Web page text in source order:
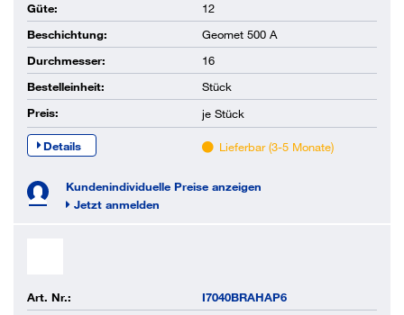
Güte:
12
Beschichtung:
Geomet 500 A
Durchmesser:
16
Bestelleinheit:
Stück
Preis:
je Stück
Details Lieferbar (3-5 Monate)
Kundenindividuelle Preise anzeigen
Jetzt anmelden
Art. Nr.:
I7040BRAHAP6